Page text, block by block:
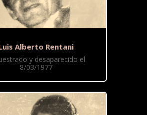
Alberto Rentani
y desaparecido el
8/03/1977